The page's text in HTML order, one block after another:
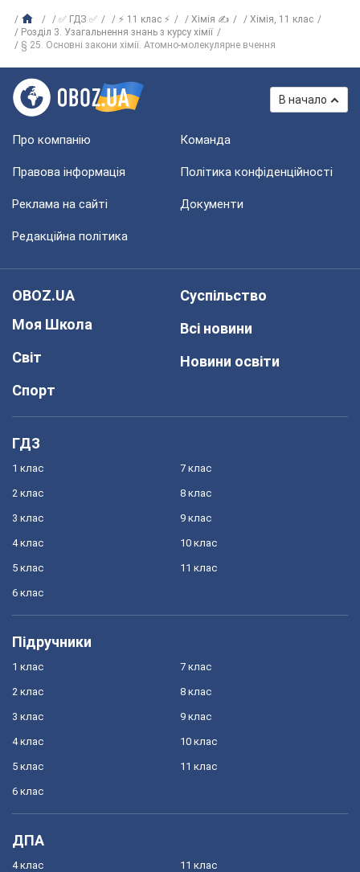
✅ ГДЗ ✅ ⚡ 11 клас ⚡ Хімія ✍
Хiмiя, 11 клас
Розділ 3. Узагальнення знань з курсу хімії
§ 25. Основні закони хімії. Атомно-молекулярне вчення
В начало
Про компанію Команда
Правова інформація Політика конфіденційності
Реклама на сайті Документи
Редакційна політика
OBOZ.UA
Моя Школа
Світ
Спорт
Суспільство
Всі новини
Новини освіти
ГДЗ
1 клас
2 клас
3 клас
4 клас
5 клас
6 клас
7 клас
8 клас
9 клас
10 клас
11 клас
Підручники
1 клас
2 клас
3 клас
4 клас
5 клас
6 клас
7 клас
8 клас
9 клас
10 клас
11 клас
ДПА
4 клас 11 клас